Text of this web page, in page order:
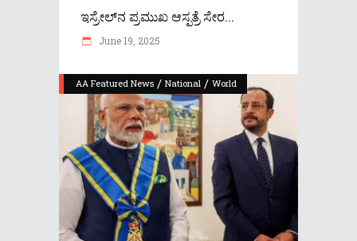
ಇಸ್ರೇಲ್‌ನ ಪ್ರಮುಖ ಆಸ್ಪತ್ರೆ ಸೇರ...
June 19, 2025
AA Featured News / National / World